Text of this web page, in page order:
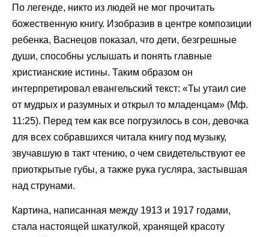
По легенде, никто из людей не мог прочитать
божественную книгу. Изобразив в центре композиции
ребенка, Васнецов показал, что дети, безгрешные
души, способны услышать и понять главные
христианские истины. Таким образом он
интерпретировал евангельский текст: «Ты утаил сие
от мудрых и разумных и открыл то младенцам» (Мф.
11:25). Перед тем как все погрузилось в сон, девочка
для всех собравшихся читала книгу под музыку,
звучавшую в такт чтению, о чем свидетельствуют ее
приоткрытые губы, а также рука гусляра, застывшая
над струнами.
Картина, написанная между 1913 и 1917 годами,
стала настоящей шкатулкой, хранящей красоту